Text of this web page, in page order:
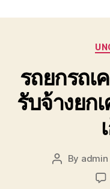
รถยกรถเ
รับจ้างยก
Post
By admin